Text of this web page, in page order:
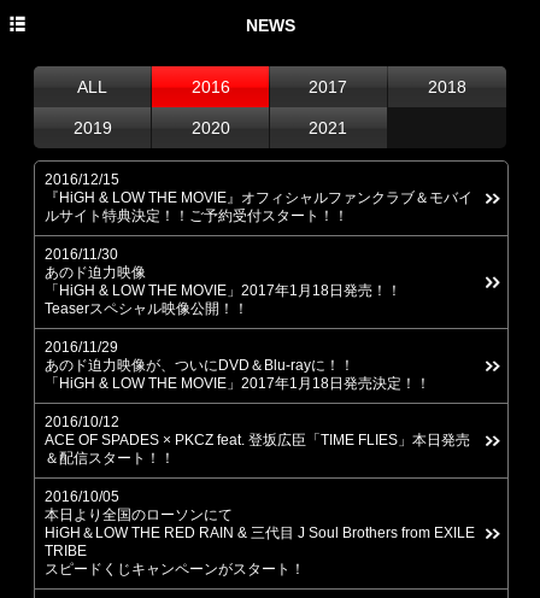
NEWS
ALL 2016 2017 2018
2019 2020 2021
2016/12/15
『HiGH & LOW THE MOVIE』オフィシャルファンクラブ＆モバイ
ルサイト特典決定！！ご予約受付スタート！！
2016/11/30
あのド迫力映像
「HiGH & LOW THE MOVIE」2017年1月18日発売！！
Teaserスペシャル映像公開！！
2016/11/29
あのド迫力映像が、ついにDVD＆Blu-rayに！！
「HiGH & LOW THE MOVIE」2017年1月18日発売決定！！
2016/10/12
ACE OF SPADES × PKCZ feat. 登坂広臣「TIME FLIES」本日発売
＆配信スタート！！
2016/10/05
本日より全国のローソンにて
HiGH＆LOW THE RED RAIN & 三代目 J Soul Brothers from EXILE
TRIBE
スピードくじキャンペーンがスタート！
PROFILE
DISCOGRAPHY
LIVE